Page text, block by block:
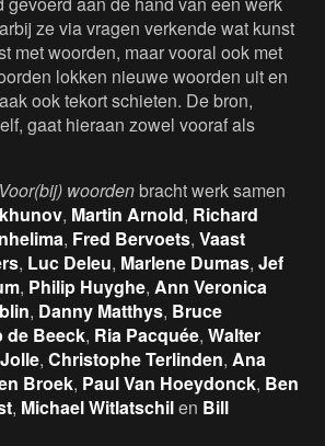
ze via vragen verkende wat kunst
met woorden, maar vooral ook met
lokken nieuwe woorden uit en
ook tekort schieten. De bron,
gaat hieraan zowel vooraf als
Voor(bij) woorden bracht werk samen
, Martin Arnold, Richard
, Fred Bervoets, Vaast
, Luc Deleu, Marlene Dumas, Jef
, Philip Huyghe, Ann Veronica
, Danny Matthys, Bruce
de Beeck, Ria Pacquée, Walter
, Christophe Terlinden, Ana
Broek, Paul Van Hoeydonck, Ben
, Michael Witlatschilen Bill